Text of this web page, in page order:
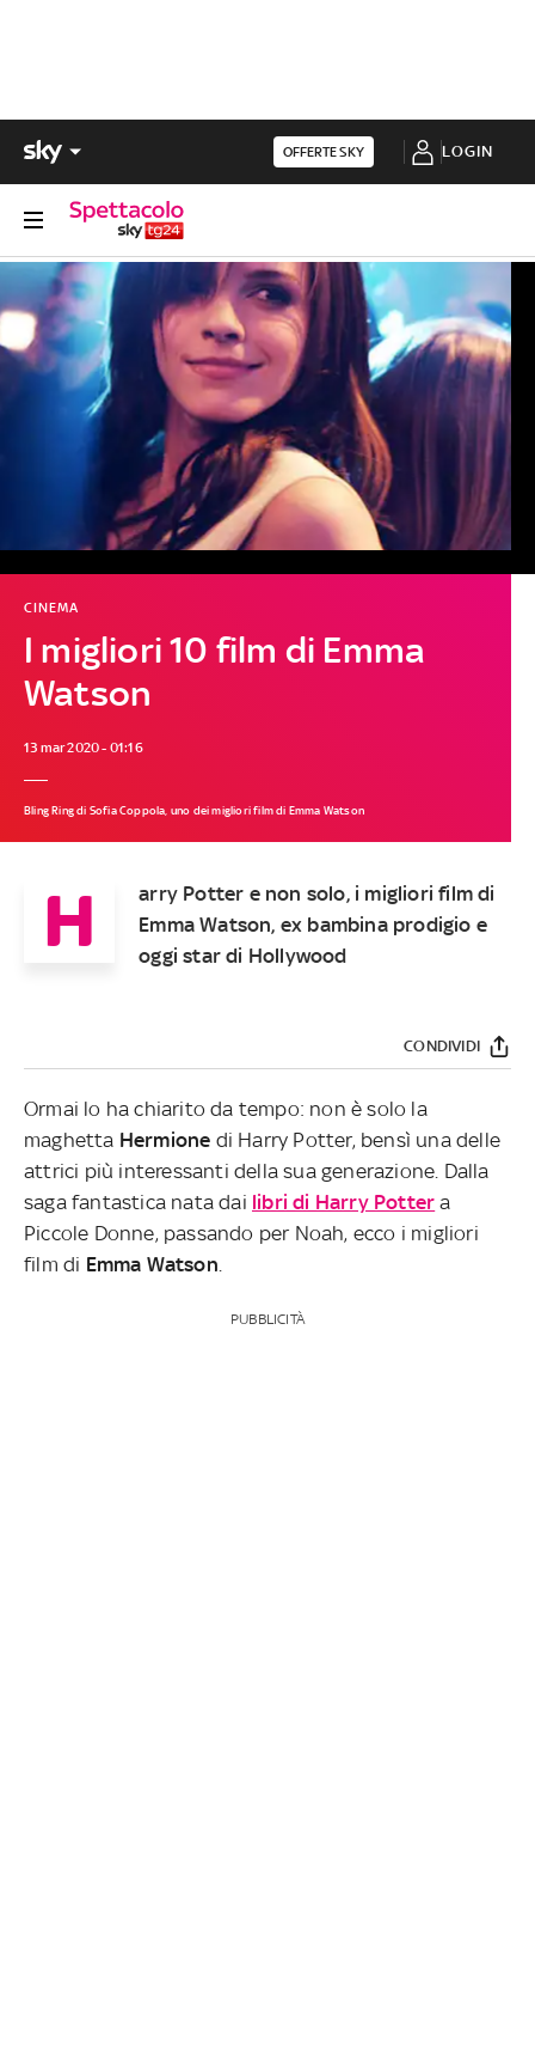
OFFERTE SKY LOGIN
I migliori 10 film di Emma
Watson
CINEMA
13 mar 2020 - 01:16
Bling Ring di Sofia Coppola, uno dei migliori film di Emma Watson
H
arry Potter e non solo, i migliori film di
Emma Watson, ex bambina prodigio e
oggi star di Hollywood
CONDIVIDI
Ormai lo ha chiarito da tempo: non è solo la
maghetta Hermione di Harry Potter, bensì una delle
attrici più interessanti della sua generazione. Dalla
saga fantastica nata dai libri di Harry Potter a
Piccole Donne, passando per Noah, ecco i migliori
film di Emma Watson
PUBBLICITÀ